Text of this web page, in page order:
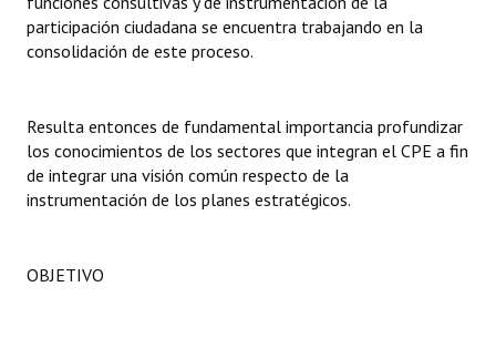
Noticias Destacadas
Datos Históricos
Premio al Mérito - Registro
Mujeres que Dejaron Huellas - Registro
participación ciudadana se encuentra trabajando en la
consolidación de este proceso.
Resulta entonces de fundamental importancia profundizar
los conocimientos de los sectores que integran el CPE a fin
de integrar una visión común respecto de la
instrumentación de los planes estratégicos.
OBJETIVO